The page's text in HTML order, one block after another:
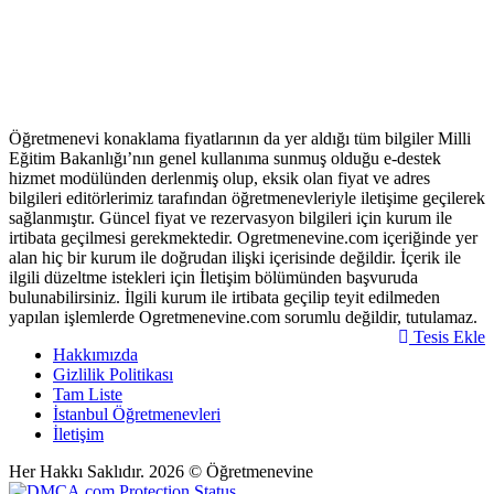
Öğretmenevi konaklama fiyatlarının da yer aldığı tüm bilgiler Milli
Eğitim Bakanlığı’nın genel kullanıma sunmuş olduğu e-destek
hizmet modülünden derlenmiş olup, eksik olan fiyat ve adres
bilgileri editörlerimiz tarafından öğretmenevleriyle iletişime geçilerek
sağlanmıştır. Güncel fiyat ve rezervasyon bilgileri için kurum ile
irtibata geçilmesi gerekmektedir. Ogretmenevine.com içeriğinde yer
alan hiç bir kurum ile doğrudan ilişki içerisinde değildir. İçerik ile
ilgili düzeltme istekleri için İletişim bölümünden başvuruda
bulunabilirsiniz. İlgili kurum ile irtibata geçilip teyit edilmeden
yapılan işlemlerde Ogretmenevine.com sorumlu değildir, tutulamaz.
Tesis Ekle
Hakkımızda
Gizlilik Politikası
Tam Liste
İstanbul Öğretmenevleri
İletişim
Her Hakkı Saklıdır. 2026 © Öğretmenevine